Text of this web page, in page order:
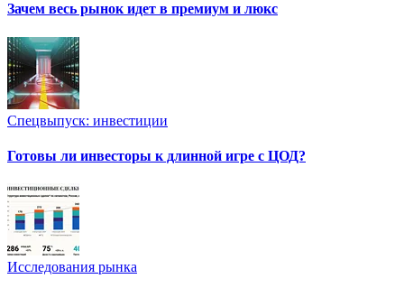
Зачем весь рынок идет в премиум и люкс
Спецвыпуск: инвестиции
Готовы ли инвесторы к длинной игре с ЦОД?
Исследования рынка